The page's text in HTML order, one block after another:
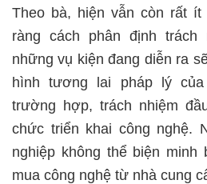
Theo bà, hiện vẫn còn rất
ràng cách phân định trách
những vụ kiện đang diễn ra
hình tương lai pháp lý
trường hợp, trách nhiệm
chức triển khai công nghệ.
nghiệp không thể biện minh
mua công nghệ từ nhà cung